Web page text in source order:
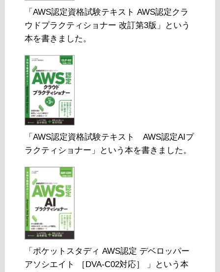
「AWS認定資格試験テキスト AWS認定クラ
ウドプラクティショナー 改訂第3版」という
本を書きました。
「AWS認定資格試験テキスト AWS認定AIプ
ラクティショナー」という本を書きました。
「ポケットスタディ AWS認定 デベロッパー
アソシエイト ［DVA-C02対応］ 」という本